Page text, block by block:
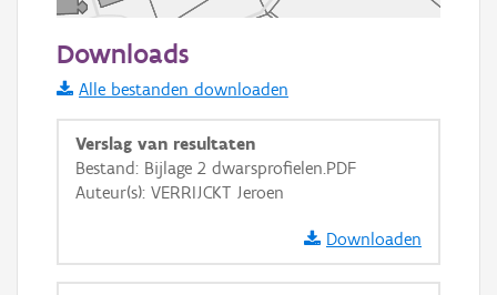
Informatie Vlaanderen
i
+ −
Downloads
Alle bestanden downloaden
Verslag van resultaten
Bestand: Bijlage 2 dwarsprofielen.PDF
Auteur(s): VERRIJCKT Jeroen
Downloaden